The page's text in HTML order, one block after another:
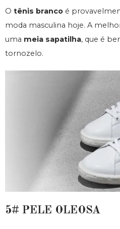
O tênis branco é
moda masculina hoje. A
uma meia sapatilha, que é
tornozelo.
5# PELE OLEOSA